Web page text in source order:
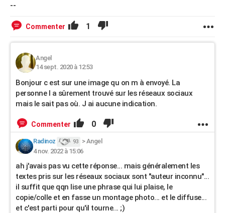
--
Commenter 1
Angel
14 sept. 2020 à 12:53
Bonjour c est sur une image qu on m à envoyé. La
personne l a sûrement trouvé sur les réseaux sociaux
mais le sait pas où. J ai aucune indication.
Commenter 0
Radinoz 93 >Angel
4 nov. 2022 à 15:06
ah j'avais pas vu cette réponse... mais généralement les
textes pris sur les réseaux sociaux sont "auteur inconnu"...
il suffit que qqn lise une phrase qui lui plaise, le
copie/colle et en fasse un montage photo... et le diffuse...
et c'est parti pour qu'il tourne... ;)